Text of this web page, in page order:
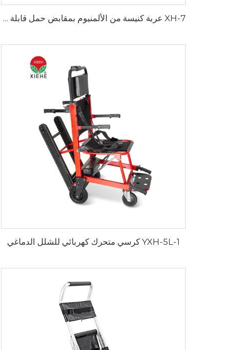
XH-7 عربة كنيسة من الألمنيوم بمقابض حمل قابلة للطي
YXH-5L-1 كرسي متحرك كهربائي للشلل الدماغي